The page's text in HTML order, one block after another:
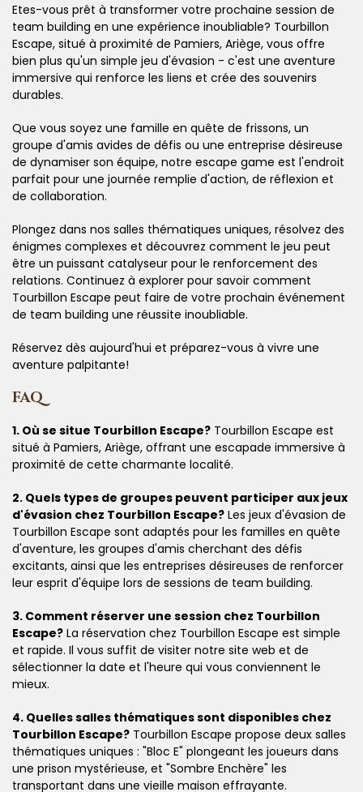
Etes-vous prêt à transformer votre prochaine session de
team building en une expérience inoubliable? Tourbillon
Escape, situé à proximité de Pamiers, Ariège, vous offre
bien plus qu'un simple jeu d'évasion - c'est une aventure
immersive qui renforce les liens et crée des souvenirs
durables.
Que vous soyez une famille en quête de frissons, un
groupe d'amis avides de défis ou une entreprise désireuse
de dynamiser son équipe, notre escape game est l'endroit
parfait pour une journée remplie d'action, de réflexion et
de collaboration.
Plongez dans nos salles thématiques uniques, résolvez des
énigmes complexes et découvrez comment le jeu peut
être un puissant catalyseur pour le renforcement des
relations. Continuez à explorer pour savoir comment
Tourbillon Escape peut faire de votre prochain événement
de team building une réussite inoubliable.
Réservez dès aujourd'hui et préparez-vous à vivre une
aventure palpitante!
FAQ
1. Où se situe Tourbillon Escape? Tourbillon Escape est
situé à Pamiers, Ariège, offrant une escapade immersive à
proximité de cette charmante localité.
2. Quels types de groupes peuvent participer aux jeux
d'évasion chez Tourbillon Escape? Les jeux d'évasion de
Tourbillon Escape sont adaptés pour les familles en quête
d'aventure, les groupes d'amis cherchant des défis
excitants, ainsi que les entreprises désireuses de renforcer
leur esprit d'équipe lors de sessions de team building.
3. Comment réserver une session chez Tourbillon
Escape? La réservation chez Tourbillon Escape est simple
et rapide. Il vous suffit de visiter notre site web et de
sélectionner la date et l'heure qui vous conviennent le
mieux.
4. Quelles salles thématiques sont disponibles chez
Tourbillon Escape? Tourbillon Escape propose deux salles
thématiques uniques : "Bloc E" plongeant les joueurs dans
une prison mystérieuse, et "Sombre Enchère" les
transportant dans une vieille maison effrayante.